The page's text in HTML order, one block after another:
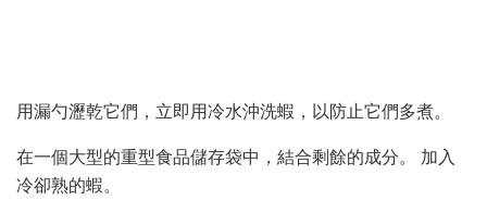
用漏勺瀝乾它們，立即用冷水沖洗蝦，以防止它們多煮。
在一個大型的重型食品儲存袋中，結合剩餘的成分。 加入
冷卻熟的蝦。